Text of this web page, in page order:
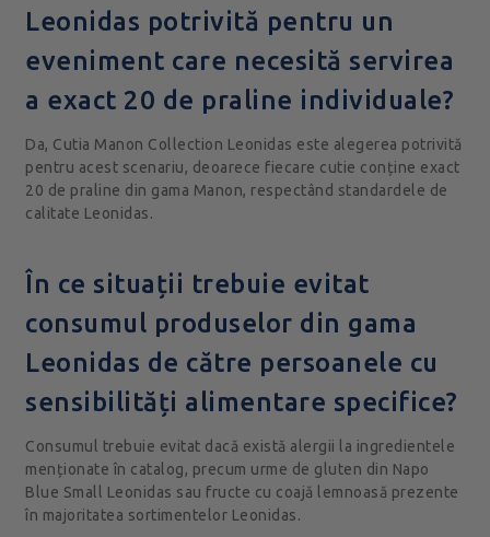
Leonidas potrivită pentru un
eveniment care necesită servirea
a exact 20 de praline individuale?
Da, Cutia Manon Collection Leonidas este alegerea potrivită
pentru acest scenariu, deoarece fiecare cutie conține exact
20 de praline din gama Manon, respectând standardele de
calitate Leonidas.
În ce situații trebuie evitat
consumul produselor din gama
Leonidas de către persoanele cu
sensibilități alimentare specifice?
Consumul trebuie evitat dacă există alergii la ingredientele
menționate în catalog, precum urme de gluten din Napo
Blue Small Leonidas sau fructe cu coajă lemnoasă prezente
în majoritatea sortimentelor Leonidas.